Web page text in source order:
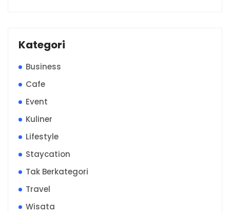
Kategori
Business
Cafe
Event
Kuliner
Lifestyle
Staycation
Tak Berkategori
Travel
Wisata